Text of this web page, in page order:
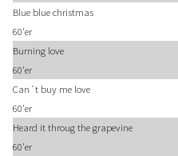
Blue blue christmas
60'er
Burning love
60'er
Can´t buy me love
60'er
Heard it throug the grapevine
60'er